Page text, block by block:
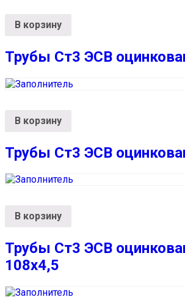
В корзину
Трубы Ст3 ЭСВ
В корзину
Трубы Ст3 ЭСВ
В корзину
Трубы Ст3 ЭСВ
108х4,5